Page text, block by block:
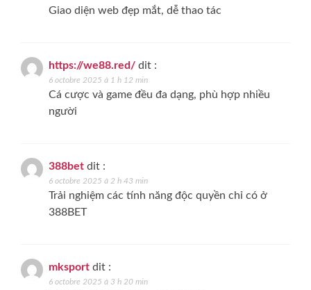
Giao diện web đẹp mắt, dễ thao tác
https://we88.red/ dit :
6 octobre 2025 à 1 h 12 min
Cá cược và game đều đa dạng, phù hợp nhiều
người
388bet dit :
6 octobre 2025 à 2 h 43 min
Trải nghiệm các tính năng độc quyền chỉ có ở
388BET
mksport dit :
6 octobre 2025 à 3 h 20 min